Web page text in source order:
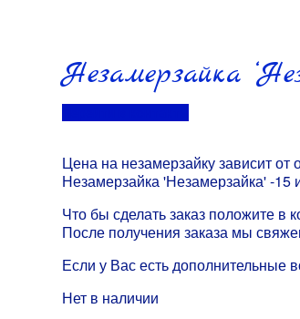
Незамерзайка
Цена на незамерзайку зависит от
Незамерзайка 'Незамерзайка' -15
Что бы сделать заказ положите в
После получения заказа мы
Если у Вас есть дополнительные
Нет в наличии